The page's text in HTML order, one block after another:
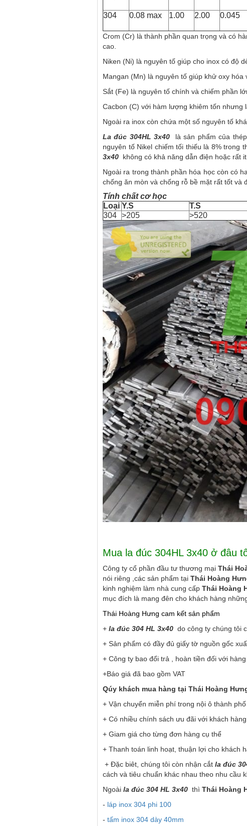
304
0.08 max 1.00 2.00 0.045
Crom (Cr) là thành phần quan trọng và có
cao.
Niken (Ni) là nguyên tố giúp cho inox có độ
Mangan (Mn) là nguyên tố giúp khử oxy hóa
Sắt (Fe) là nguyên tố chính và chiếm phần
Cacbon (C) với hàm lượng khiêm tốn nhưng
Ngoài ra inox còn chứa một số nguyên tố
La đúc 304HL 3x40 là sản phẩm của
nguyên tố Nikel chiếm tối thiếu là 8% trong
3x40 không có khả năng dẫn điện hoặc rất
Ngoài ra trong thành phần hóa học còn có
chống ăn mòn và chống rỗ bề mặt rất tốt và
Tính chất cơ học
Loại Y.S T.S
304 >205 >520
Hình ảnh : la
Mua la đúc 304HL 3x40 ở đâu
Công ty cổ phần đầu tư thương mại Thái
nói riêng ,các sản phẩm tại Thái Hoàng
kinh nghiệm làm nhà cung cấp Thái Hoàng
mục đích là mang đên cho khách hàng
Thái Hoàng Hưng cam kết sản phẩm
+ la đúc 304 HL 3x40 do công ty chúng tôi
+ Sản phẩm có đầy đủ giấy tờ nguồn gốc
+ Công ty bao đổi trả , hoàn tiền đối với
+Báo giá đã bao gồm VAT
Qúy khách mua hàng tại Thái Hoàng
+ Vận chuyển miễn phí trong nội ô thành phố
+ Có nhiều chính sách ưu đãi với khách
+ Giam giá cho từng đơn hàng cụ thể
+ Thanh toán linh hoạt, thuận lợi cho khách
+ Đặc biêt, chúng tôi còn nhận cắt la đúc
cách và tiêu chuẩn khác nhau theo nhu cầu
Ngoài la đúc 304 HL 3x40 thì Thái Hoàng
- láp inox 304 phi 100
- tấm inox 304 dày 40mm